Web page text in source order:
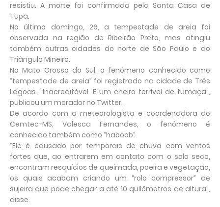
resistiu. A morte foi confirmada pela Santa Casa de
Tupã.
No último domingo, 26, a tempestade de areia foi
observada na região de Ribeirão Preto, mas atingiu
também outras cidades do norte de São Paulo e do
Triângulo Mineiro.
No Mato Grosso do Sul, o fenômeno conhecido como
“tempestade de areia” foi registrado na cidade de Três
Lagoas. “Inacreditável. E um cheiro terrível de fumaça”,
publicou um morador no Twitter.
De acordo com a meteorologista e coordenadora do
Cemtec-MS, Valesca Fernandes, o fenômeno é
conhecido também como “haboob”.
“Ele é causado por temporais de chuva com ventos
fortes que, ao entrarem em contato com o solo seco,
encontram resquícios de queimada, poeira e vegetação,
os quais acabam criando um “rolo compressor” de
sujeira que pode chegar a até 10 quilômetros de altura”,
disse.